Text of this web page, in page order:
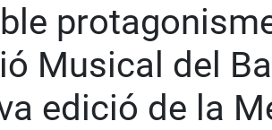
Musical del
edició de la